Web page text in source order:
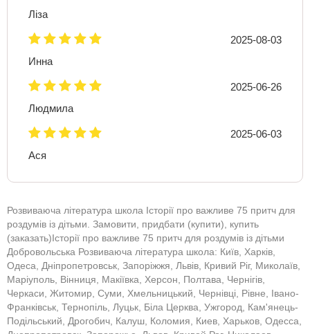
Ліза
2025-08-03
Инна
2025-06-26
Людмила
2025-06-03
Ася
Розвиваюча література школа Історії про важливе 75 притч для
роздумів із дітьми. Замовити, придбати (купити), купить
(заказать)Історії про важливе 75 притч для роздумів із дітьми
Добровольська Розвиваюча література школа: Київ, Харків,
Одеса, Дніпропетровськ, Запоріжжя, Львів, Кривий Ріг, Миколаїв,
Маріуполь, Вінниця, Макіївка, Херсон, Полтава, Чернігів,
Черкаси, Житомир, Суми, Хмельницький, Чернівці, Рівне, Івано-
Франківськ, Тернопіль, Луцьк, Біла Церква, Ужгород, Кам'янець-
Подільський, Дрогобич, Калуш, Коломия, Киев, Харьков, Одесса,